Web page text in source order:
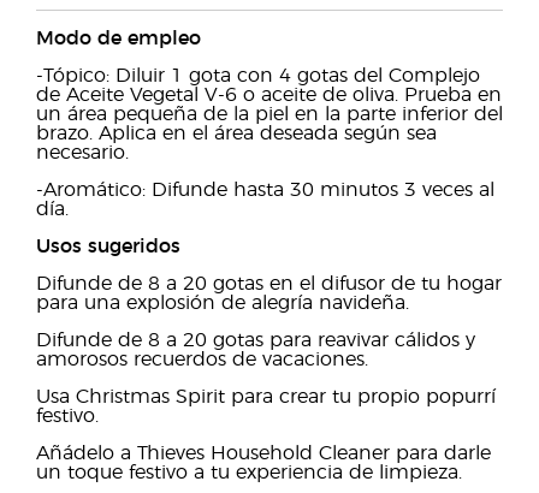
Modo de empleo
-Tópico: Diluir 1 gota con 4 gotas del Complejo
de Aceite Vegetal V-6 o aceite de oliva. Prueba en
un área pequeña de la piel en la parte inferior del
brazo. Aplica en el área deseada según sea
necesario.
-Aromático: Difunde hasta 30 minutos 3 veces al
día.
Usos sugeridos
Difunde de 8 a 20 gotas en el difusor de tu hogar
para una explosión de alegría navideña.
Difunde de 8 a 20 gotas para reavivar cálidos y
amorosos recuerdos de vacaciones.
Usa Christmas Spirit para crear tu propio popurrí
festivo.
Añádelo a Thieves Household Cleaner para darle
un toque festivo a tu experiencia de limpieza.